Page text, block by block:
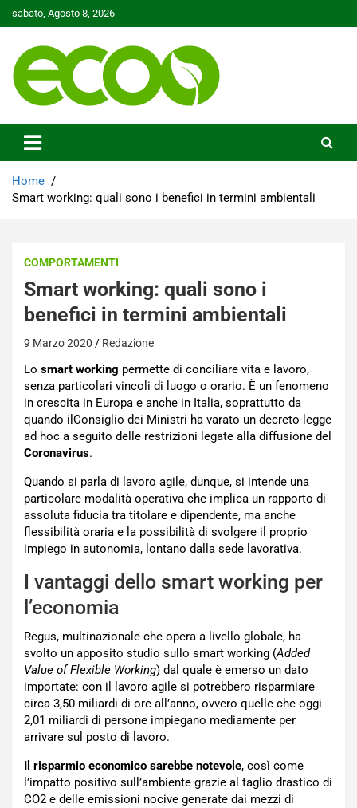
to
sabato, Agosto 8, 2026
Ecoo.it
Home
Smart working: quali sono i benefici in termini ambientali
COMPORTAMENTI
Smart working: quali sono i
benefici in termini ambientali
9 Marzo 2020 Redazione
Lo smart working permette di conciliare vita e lavoro,
senza particolari vincoli di luogo o orario. È un fenomeno
in crescita in Europa e anche in Italia, soprattutto da
quando ilConsiglio dei Ministri ha varato un decreto-legge
ad hoc a seguito delle restrizioni legate alla diffusione del
Coronavirus.
Quando si parla di lavoro agile, dunque, si intende una
particolare modalità operativa che implica un rapporto di
assoluta fiducia tra titolare e dipendente, ma anche
flessibilità oraria e la possibilità di svolgere il proprio
impiego in autonomia, lontano dalla sede lavorativa.
I vantaggi dello smart working per
l’economia
Regus, multinazionale che opera a livello globale, ha
svolto un apposito studio sullo smart working (Added
Value of Flexible Working) dal quale è emerso un dato
importate: con il lavoro agile si potrebbero risparmiare
circa 3,50 miliardi di ore all’anno, ovvero quelle che oggi
2,01 miliardi di persone impiegano mediamente per
arrivare sul posto di lavoro.
Il risparmio economico sarebbe notevole, così come
l’impatto positivo sull’ambiente grazie al taglio drastico di
CO2 e delle emissioni nocive generate dai mezzi di